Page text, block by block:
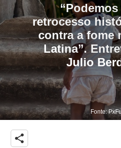
retrocesso
contra a fome
Latina”.
Julio
Fonte:
share